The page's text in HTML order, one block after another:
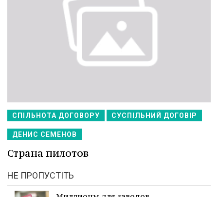
СПІЛЬНОТА ДОГОВОРУ СУСПІЛЬНИЙ ДОГОВІР
ДЕНИС СЕМЕНОВ
Страна пилотов
НЕ ПРОПУСТІТЬ